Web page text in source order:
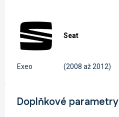
Seat
Exeo (2008 až 2012)
Doplňkové parametry